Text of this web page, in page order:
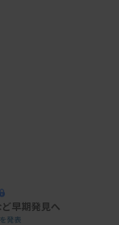
早期発見へ
発表